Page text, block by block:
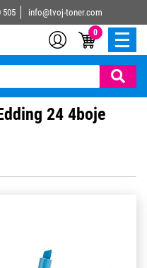
505 info@tvoj-toner.com
0
24 4boje